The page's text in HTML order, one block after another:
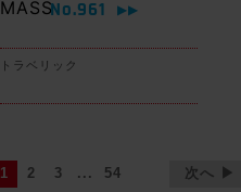
No.961
▶▶
トラベリック
1 2 3 ... 54 次へ ▶